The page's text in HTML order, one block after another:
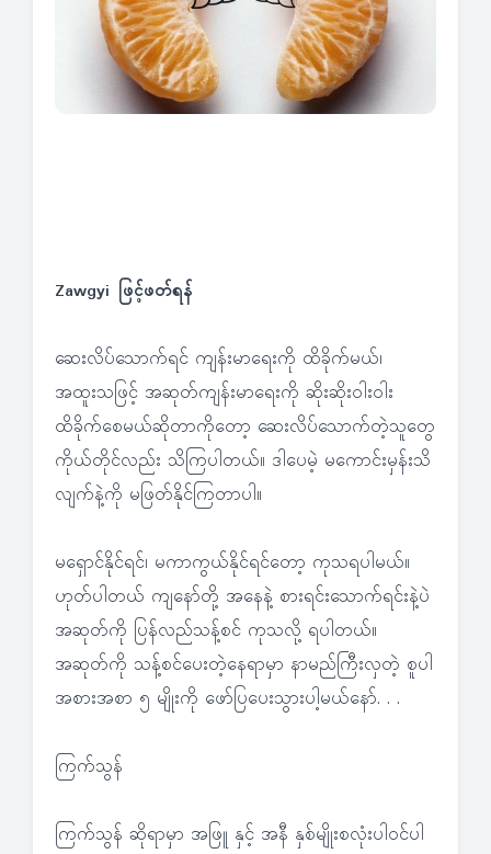
Zawgyi ဖြင့်ဖတ်ရန်
ဆေးလိပ်သောက်ရင် ကျန်းမာရေးကို ထိခိုက်မယ်၊
အထူးသဖြင့် အဆုတ်ကျန်းမာရေးကို ဆိုးဆိုးဝါးဝါး
ထိခိုက်စေမယ်ဆိုတာကိုတော့ ဆေးလိပ်သောက်တဲ့သူတွေ
ကိုယ်တိုင်လည်း သိကြပါတယ်။ ဒါပေမဲ့ မကောင်းမှန်းသိ
လျက်နဲ့ကို မဖြတ်နိုင်ကြတာပါ။
မရှောင်နိုင်ရင်၊ မကာကွယ်နိုင်ရင်တော့ ကုသရပါမယ်။
ဟုတ်ပါတယ် ကျနော်တို့ အနေနဲ့ စားရင်းသောက်ရင်းနဲ့ပဲ
အဆုတ်ကို ပြန်လည်သန့်စင် ကုသလို့ ရပါတယ်။
အဆုတ်ကို သန့်စင်ပေးတဲ့နေရာမှာ နာမည်ကြီးလှတဲ့ စူပါ
အစားအစာ ၅ မျိုးကို ဖော်ပြပေးသွားပါ့မယ်နော်. . .
ကြက်သွန်
ကြက်သွန် ဆိုရာမှာ အဖြူ နှင့် အနီ နှစ်မျိုးစလုံးပါဝင်ပါ